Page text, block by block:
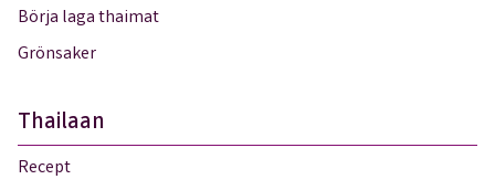
Börja laga thaimat
Grönsaker
Thailaan
Recept